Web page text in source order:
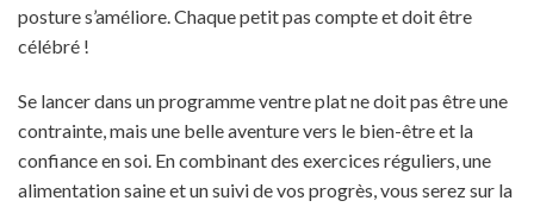
posture s’améliore. Chaque petit pas compte et doit être
célébré !
Se lancer dans un programme ventre plat ne doit pas être une
contrainte, mais une belle aventure vers le bien-être et la
confiance en soi. En combinant des exercices réguliers, une
alimentation saine et un suivi de vos progrès, vous serez sur la